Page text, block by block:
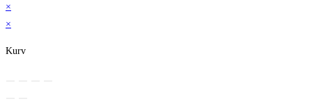
×
×
Kurv